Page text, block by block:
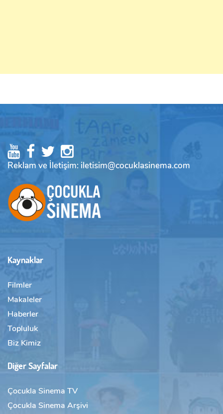
Reklam ve İletişim: iletisim@cocuklasinema.com
Kaynaklar
Filmler
Makaleler
Haberler
Topluluk
Biz Kimiz
Diğer Sayfalar
Çocukla Sinema TV
Çocukla Sinema Arşivi